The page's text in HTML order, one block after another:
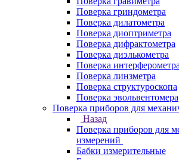
Поверка гриндометра
Поверка дилатометра
Поверка диоптриметра
Поверка дифрактометра
Поверка диэлькометра
Поверка интерферометра
Поверка линзметра
Поверка структуроскопа
Поверка эвольвентомера
Поверка приборов для
Назад
Поверка приборов для
измерений
Бабки измерительные